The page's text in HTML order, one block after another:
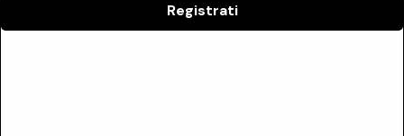
Registrati